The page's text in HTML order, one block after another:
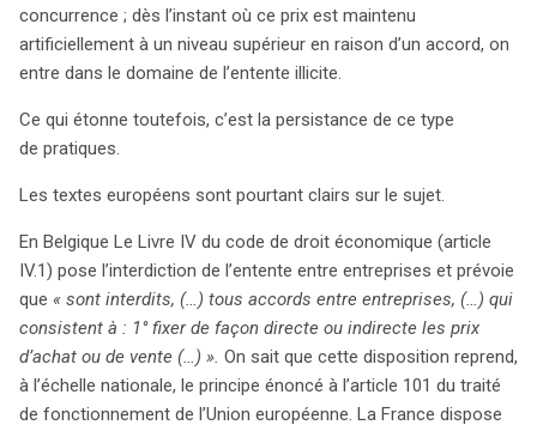
concurrence ; dès l’instant où ce prix est maintenu
artificiellement à un niveau supérieur en raison d’un accord, on
entre dans le domaine de l’entente illicite.
Ce qui étonne toutefois, c’est la persistance de ce type
de pratiques.
Les textes européens sont pourtant clairs sur le sujet.
En Belgique Le Livre IV du code de droit économique (article
IV.1) pose l’interdiction de l’entente entre entreprises et prévoie
que « sont interdits, (…) tous accords entre entreprises, (…) qui
consistent à : 1° fixer de façon directe ou indirecte les prix
d’achat ou de vente (…) ». On sait que cette disposition reprend,
à l’échelle nationale, le principe énoncé à l’article 101 du traité
de fonctionnement de l’Union européenne. La France dispose